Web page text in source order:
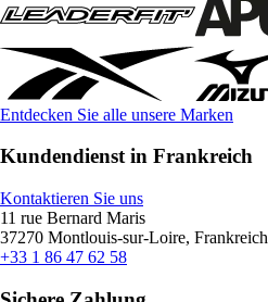
Entdecken Sie alle unsere Marken
Kundendienst in Frankreich
Kontaktieren Sie uns
11 rue Bernard Maris
37270 Montlouis-sur-Loire, Frankreich
+33 1 86 47 62 58